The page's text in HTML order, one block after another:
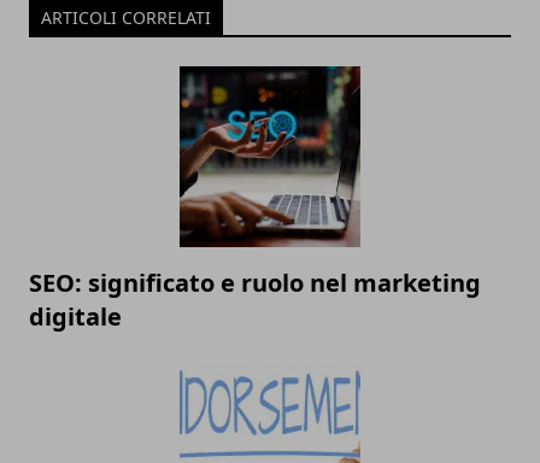
ARTICOLI CORRELATI
SEO: significato e ruolo nel marketing
digitale